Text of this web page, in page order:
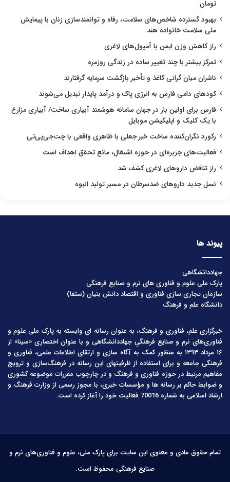
تومان
بهبود گسترده شاخص‌های سلامت، رفاه و توانمندسازی زنان با پیمایش
ملی سلامت خانواده هند
راز کاهش وزن ایمن با آمپول‌های لاغری
تمرکز بیشتر با چند تغییر ساده در زندگی روزمره
ناشران میان گرانی کاغذ و تأخیر بازگشت سرمایه گرفتارند
کودهای دامی فارس به انرژی پاک و درآمد پایدار تبدیل می‌شوند
فارس برای اولین بار در جهان سامانه هوشمند آبیاری ساخت/ آبیاری مزارع
با یک کلیک و اپلیکیشن موبایل
رکورد نگران‌کننده ساخت خبر جعلی با ظاهری واقعی با چت‌جی‌پی‌تی
فعالیت‌های جزیره‌ای در حوزه اشتغال، مانع تحقق اهداف است
راز تناقض داروهای لاغری کشف شد
نسل جدید داروهای ضدسرطان در مسیر تولید انبوه
پیوند ها
جهاددانشگاهی
پارک ملی علوم و فناوری های نرم و صنایع فرهنگی
سازمان تجاری سازی فناوری و اقتصاد دانش بنیان (ستفا)
دانشگاه علم و فرهنگ
خبرگزاری علم، فناوری و فرهنگ، به عنوان رسانه ای وابسته به پارک ملی علوم و
فناوری‌های نرم و صنایع فرهنگیِ جهاددانشگاهی و با عنوان اختصاری «سینا» از
۱۶ مرداد ۱۳۹۳ به منظور کمک به آگاه سازی و ارتقای اطلاعات علمی، فناوری و
فرهنگی جامعه و برای استفاده از ظرفیتهای این رسانه در فرهنگ‌سازی و ترویج
مفاهیم مرتبط در حوزه فناوری و فرهنگ و در چارچوب مقررات موضوعه کشوری
و ضوابط حاکم بر رسانه ها و مؤسسات خبری، با مجوز رسمی از وزارت فرهنگ و
ارشاد اسلامی به شماره 70016 فعالیت خود را آغاز کرده است.
تمام حقوق مادی و معنوی این سایت برای پارک ملی، علوم و فناوری‌های نرم و
صنایع فرهنگی محفوظ است.